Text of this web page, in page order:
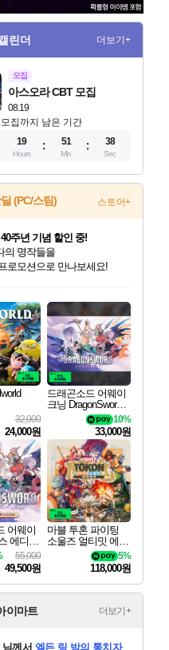
린더 더보기+
모집
08.19
아스오라 CBT 모집
집까지 남은 기간
19
Hours
51
Min
37
Sec
(PC/스팀) 스토어+
할인가를 만나보세요!
택과 함께 만나보세요!
추가 적립까지!
인트 혜택까지!
혜택까지!
택가와 함께 예약하세요!
버혜택으로 만나보세요!
이 혜택과 만나보세요!
주년 기념 할인 중!
의 명작들을
로모션으로 만나보세요!
만나보세요!
션 상시 할인!
예약 판매 중
충전하세요
32,000
24,000원
드래곤소드 어웨이
크닝 DragonSword A
10%
33,000원
어웨이
에디션
Awake
Edition
55,000
49,500원
마블 투혼 파이팅
소울즈 얼티밋 에디
션 MARVEL Tokon
Fighting Souls Ultima
5%
118,000원
이마트 더보기+
님께서 엘든 링 밤의 통치자